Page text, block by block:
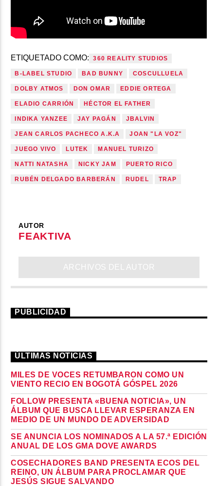
ETIQUETADO COMO: 360 REALITY STUDIOS
B-LABEL STUDIO BAD BUNNY COSCULLUELA
DOLBY ATMOS DON OMAR EDDIE ORTEGA
ELADIO CARRIÓN HÉCTOR EL FATHER
INDIKA YANZEE JAY PAGÁN JBALVIN
JEAN CARLOS PACHECO A.K.A JOAN "LA VOZ"
JUEGO VIVO LUTEK MANUEL TURIZO
NATTI NATASHA NICKY JAM PUERTO RICO
RUBÉN DELGADO BARBERÁN RUDEL TRAP
AUTOR
FEAKTIVA
ARCHIVOS DEL AUTOR
PUBLICIDAD
ÚLTIMAS NOTICIAS
MILES DE VOCES RETUMBARON COMO UN
VIENTO RECIO EN BOGOTÁ GÓSPEL 2026
FOLLOW PRESENTA «BUENA NOTICIA», UN
ÁLBUM QUE BUSCA LLEVAR ESPERANZA EN
MEDIO DE UN MUNDO DE ADVERSIDAD
SE ANUNCIA LOS NOMINADOS A LA 57.ª EDICIÓN
ANUAL DE LOS GMA DOVE AWARDS
COSECHADORES BAND PRESENTA ECOS DEL
REINO, UN ÁLBUM PARA PROCLAMAR QUE
JESÚS SIGUE SALVANDO